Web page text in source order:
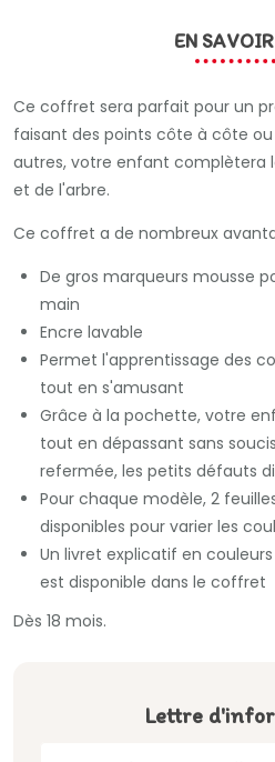
EN
Ce coffret sera parfait pour un
faisant des points côte à côte
autres, votre enfant complètera
et de l'arbre.
Ce coffret a de nombreux
De gros marqueurs mousse
main
Encre lavable
Permet l'apprentissage des
tout en s'amusant
Grâce à la pochette, votre
tout en dépassant sans
refermée, les petits défauts
Pour chaque modèle, 2
disponibles pour varier les
Un livret explicatif en
est disponible dans le coffret
Dès 18 mois.
Lettre